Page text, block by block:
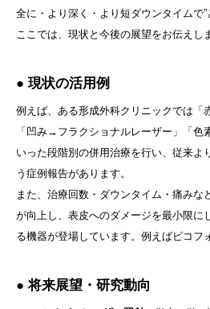
全に・より深く・より短ダウンタイムで”
ここでは、現状と今後の展望をお伝えし
● 現状の活用例
例えば、ある形成外科クリニックでは「
「凹み→フラクショナルレーザー」「
いった段階別の併用治療を行い、従来よ
う症例報告があります。
また、治療回数・ダウンタイム・痛みな
が向上し、表皮へのダメージを最小限に
る機器が登場しています。例えばピコフ
● 将来展望・研究動向